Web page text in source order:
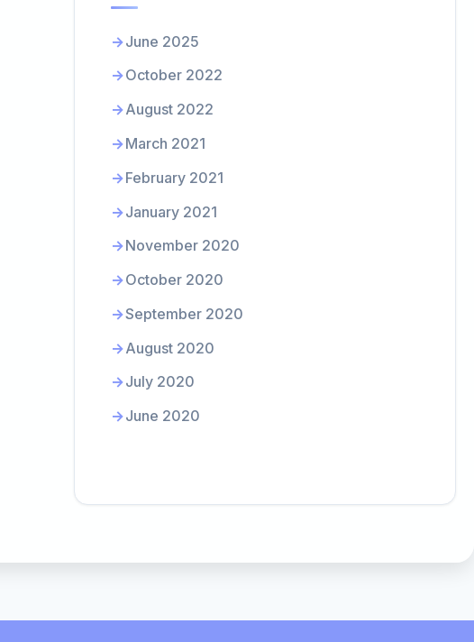
June 2025
October 2022
August 2022
March 2021
February 2021
January 2021
November 2020
October 2020
September 2020
August 2020
July 2020
June 2020